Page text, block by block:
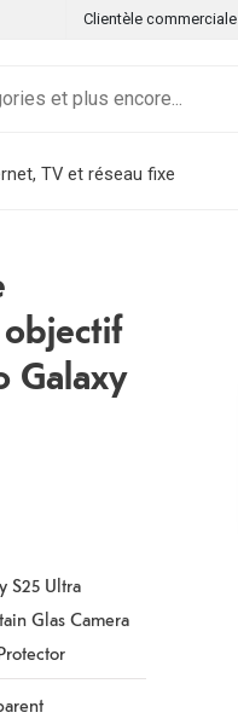
Clientèle commerciale
TV et réseau fixe
Galaxy
S25 Ultra
Glas Camera